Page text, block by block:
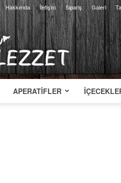
Hakkımda İletişim Sipariş Galeri
APERATIFLER